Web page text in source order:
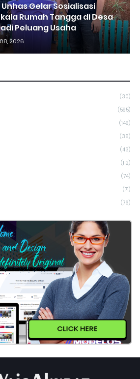
Gelar Sosialisasi
Rumah Tangga di Desa
Peluang Usaha
2026
(30)
(595)
(149)
(36)
(43)
(112)
(74)
(71)
(76)
CLICK HERE